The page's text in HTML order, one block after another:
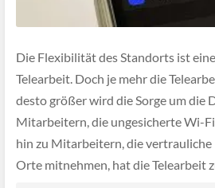
Die Flexibilität des Standorts ist
Telearbeit. Doch je mehr die
desto größer wird die Sorge um die
Mitarbeitern, die ungesicherte Wi-
hin zu Mitarbeitern, die
Orte mitnehmen, hat die Telearbeit